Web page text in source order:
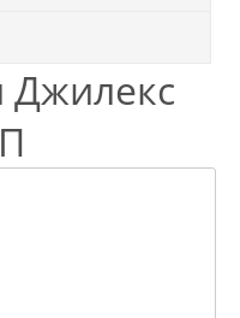
Джилекс